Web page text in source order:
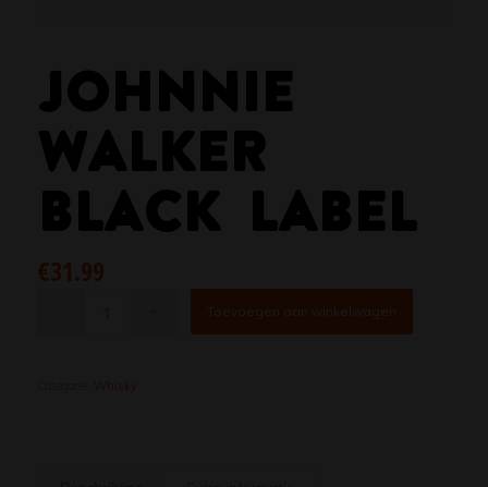
JOHNNIE
WALKER
BLACK LABEL
€31.99
Toevoegen aan winkelwagen
Whisky